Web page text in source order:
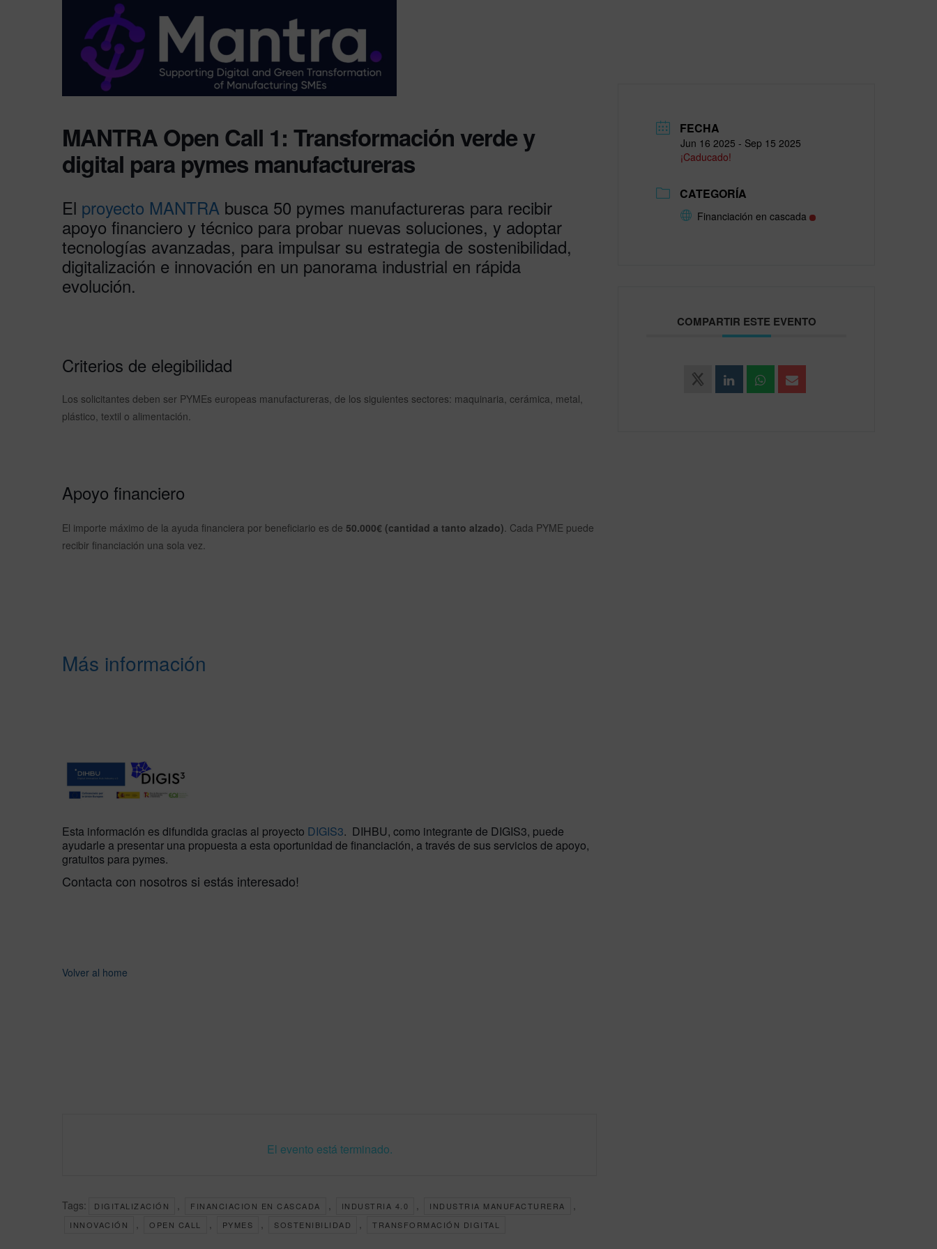
MANTRA Open Call 1: Transformación verde y
digital para pymes manufactureras
El proyecto MANTRA busca 50 pymes manufactureras para recibir
apoyo financiero y técnico para probar nuevas soluciones, y adoptar
tecnologías avanzadas, para impulsar su estrategia de sostenibilidad,
digitalización e innovación en un panorama industrial en rápida
evolución.
Criterios de elegibilidad
Los solicitantes deben ser PYMEs europeas manufactureras, de los siguientes sectores: maquinaria, cerámica, metal,
plástico, textil o alimentación.
Apoyo financiero
El importe máximo de la ayuda financiera por beneficiario es de 50.000€ (cantidad a tanto alzado). Cada PYME puede
recibir financiación una sola vez.
Más información
Esta información es difundida gracias al proyecto DIGIS3. DIHBU, como integrante de DIGIS3, puede
ayudarle a presentar una propuesta a esta oportunidad de financiación, a través de sus servicios de apoyo,
gratuitos para pymes.
Contacta con nosotros si estás interesado!
Volver al home
El evento está terminado.
Tags: DIGITALIZACIÓN , FINANCIACION EN CASCADA , INDUSTRIA 4.0 , INDUSTRIA MANUFACTURERA ,
INNOVACIÓN , OPEN CALL , PYMES , SOSTENIBILIDAD , TRANSFORMACIÓN DIGITAL
FECHA
Jun 16 2025 - Sep 15 2025
¡Caducado!
CATEGORÍA
Financiación en cascada
COMPARTIR ESTE EVENTO